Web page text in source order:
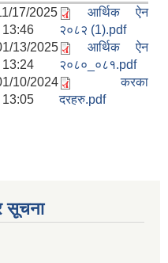
17/2025
13:46
आर्थिक ऐन
२०८२ (1).pdf
13/2025
13:24
आर्थिक ऐन
२०८०_०८१.pdf
10/2024
13:05
करका
दरहरु.pdf
सूचना